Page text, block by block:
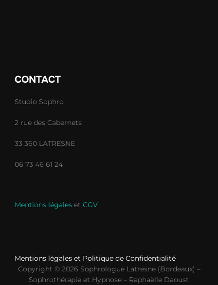
CONTACT
Studio Sophro
2 rue des Cabernets
33 360 LATRESNE
06 73 46 61 24
Mentions légales et CGV
Mentions légales et Politique de Confidentialité
Copyright © 2026 Sophrologue Latresne (Bordeaux) –
Sophrothérapie et Hypnose – Raphaëlle Daoust